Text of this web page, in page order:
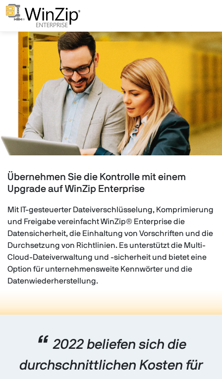
Übernehmen Sie die Kontrolle mit einem
Upgrade auf WinZip Enterprise
Mit IT-gesteuerter Dateiverschlüsselung, Komprimierung
und Freigabe vereinfacht WinZip® Enterprise die
Datensicherheit, die Einhaltung von Vorschriften und die
Durchsetzung von Richtlinien. Es unterstützt die Multi-
Cloud-Dateiverwaltung und -sicherheit und bietet eine
Option für unternehmensweite Kennwörter und die
Datenwiederherstellung.
“ 2022 beliefen sich die
durchschnittlichen Kosten für